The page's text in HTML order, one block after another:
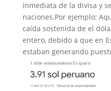
inmediata de la divisa y
naciones.Por ejemplo:
caída sostenida de el
entero, debido a que en
estaban generando